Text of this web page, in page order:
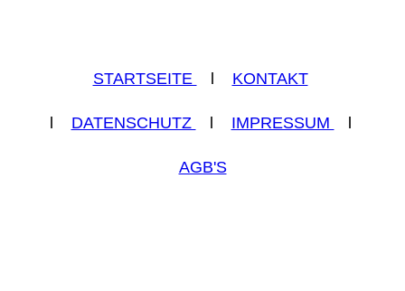
STARTSEITE KONTAKT
DATENSCHUTZ IMPRESSUM
AGB'S